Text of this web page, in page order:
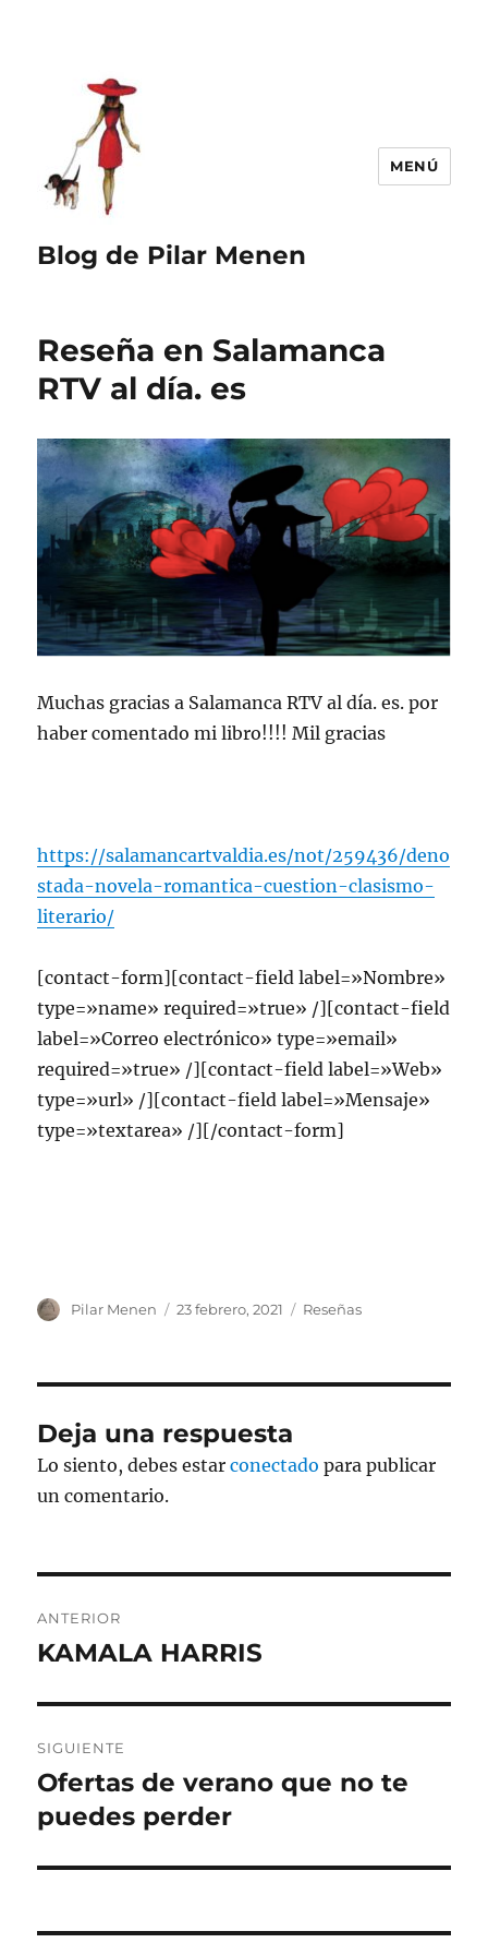
Blog de Pilar Menen
MENÚ
Reseña en Salamanca
RTV al día. es
Muchas gracias a Salamanca RTV al día. es. por
haber comentado mi libro!!!! Mil gracias
https://salamancartvaldia.es/not/259436/deno
stada-novela-romantica-cuestion-clasismo-
literario/
[contact-form][contact-field label=»Nombre»
type=»name» required=»true» /][contact-field
label=»Correo electrónico» type=»email»
required=»true» /][contact-field label=»Web»
type=»url» /][contact-field label=»Mensaje»
type=»textarea» /][/contact-form]
Autor
Pilar Menen
Publicado
23 febrero, 2021 Categorías
Reseñas
Deja una respuesta
Lo siento, debes estarconectado para publicar
un comentario.
de
ANTERIOR
Entrada
KAMALA HARRIS
SIGUIENTE
Entrada
siguiente:
Ofertas de verano que no te
puedes perder